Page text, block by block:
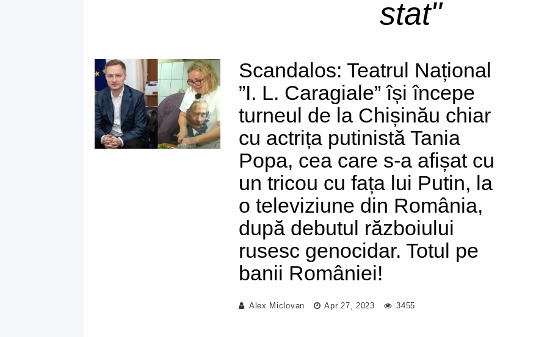
stat"
Scandalos: Teatrul Național
”I. L. Caragiale” își începe
turneul de la Chișinău chiar
cu actrița putinistă Tania
Popa, cea care s-a afișat cu
un tricou cu fața lui Putin, la
o televiziune din România,
după debutul războiului
rusesc genocidar. Totul pe
banii României!
Alex Miclovan Apr 27, 2023 3455